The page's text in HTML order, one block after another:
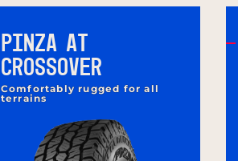
PINZA AT
CROSSOVER
Comfortably rugged for all
terrains